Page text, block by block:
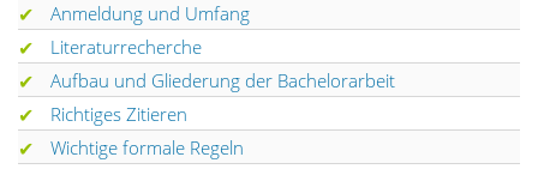
Anmeldung und Umfang
Literaturrecherche
Aufbau und Gliederung der Bachelorarbeit
Richtiges Zitieren
Wichtige formale Regeln